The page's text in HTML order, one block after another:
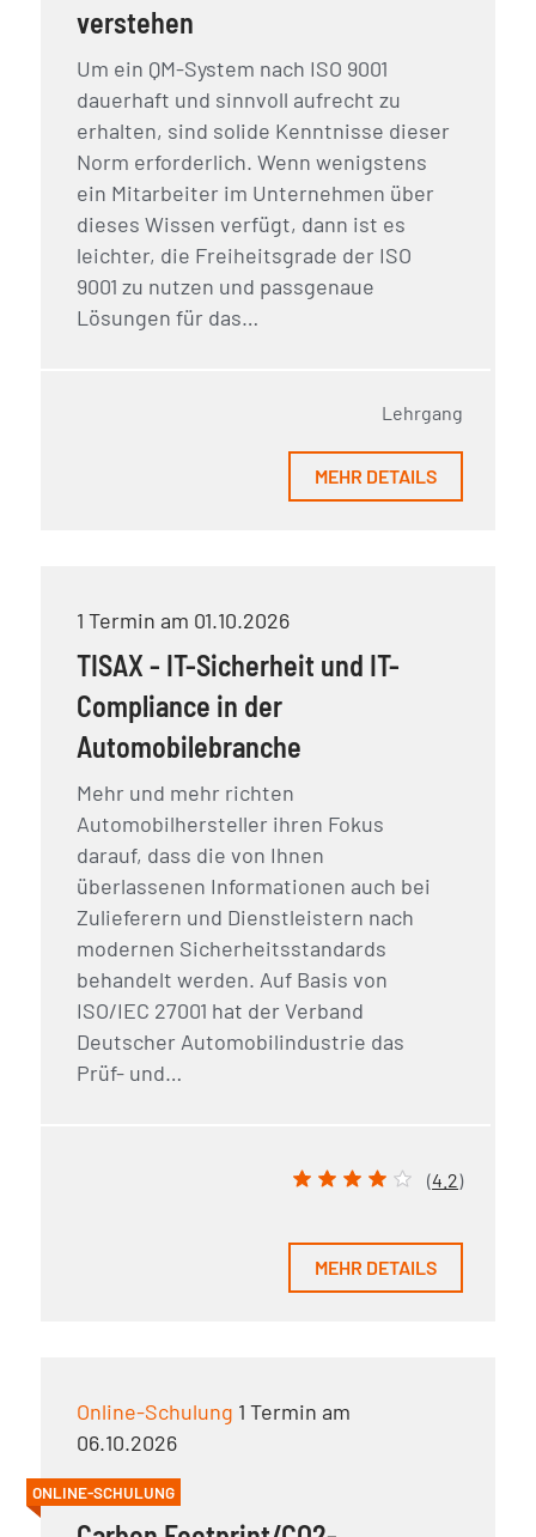
verstehen
Um ein QM-System nach ISO 9001
dauerhaft und sinnvoll aufrecht zu
erhalten, sind solide Kenntnisse dieser
Norm erforderlich. Wenn wenigstens
ein Mitarbeiter im Unternehmen über
dieses Wissen verfügt, dann ist es
leichter, die Freiheitsgrade der ISO
9001 zu nutzen und passgenaue
Lösungen für das…
Lehrgang
MEHR DETAILS
1 Termin am 01.10.2026
TISAX - IT-Sicherheit und IT-
Compliance in der
Automobilebranche
Mehr und mehr richten
Automobilhersteller ihren Fokus
darauf, dass die von Ihnen
überlassenen Informationen auch bei
Zulieferern und Dienstleistern nach
modernen Sicherheitsstandards
behandelt werden. Auf Basis von
ISO/IEC 27001 hat der Verband
Deutscher Automobilindustrie das
Prüf- und…
(4.2)
MEHR DETAILS
Online-Schulung 1 Termin am
06.10.2026
ONLINE-SCHULUNG